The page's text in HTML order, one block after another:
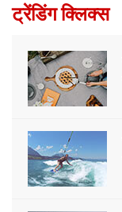
ट्रेंडिंग क्लिक्स